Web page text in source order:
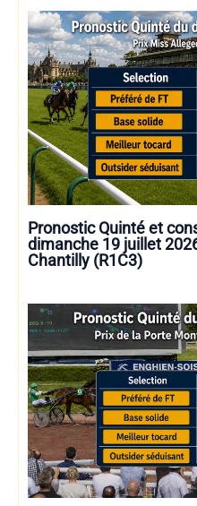
Pronostic Quinté et
dimanche 19 juillet
Chantilly (R1C3)